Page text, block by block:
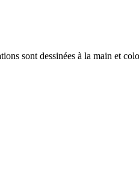
sont dessinées à la main et